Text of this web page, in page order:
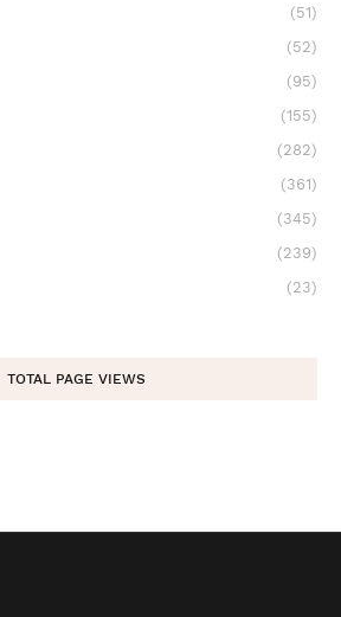
(51)
(52)
(95)
(155)
(282)
(361)
(345)
(239)
(23)
TOTAL PAGE VIEWS